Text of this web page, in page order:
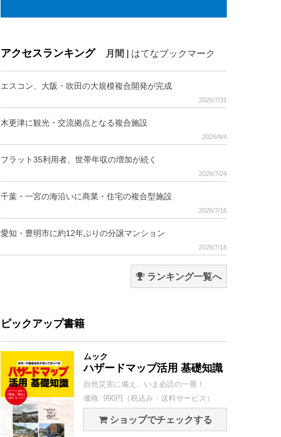
アクセスランキング 月間 はてなブックマーク
エスコン、大阪・吹田の大規模複合開発が完成
2026/7/31
木更津に観光・交流拠点となる複合施設
2026/8/4
フラット35利用者、世帯年収の増加が続く
2026/7/24
千葉・一宮の海沿いに商業・住宅の複合型施設
2026/7/16
愛知・豊明市に約12年ぶりの分譲マンション
2026/7/16
ランキング一覧へ
ピックアップ書籍
ムック
ハザードマップ活用 基礎知識
自然災害に備え、いま必読の一冊！
価格: 990円（税込み・送料サービス）
ショップでチェックする